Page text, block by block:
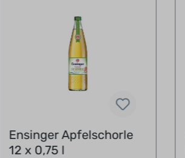
Ensinger Apfelschorle
12 x 0,75 l